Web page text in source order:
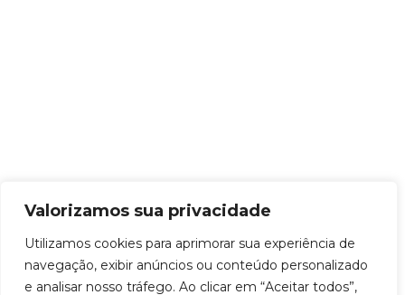
Valorizamos sua privacidade
Utilizamos cookies para aprimorar sua experiência de
navegação, exibir anúncios ou conteúdo personalizado
e analisar nosso tráfego. Ao clicar em “Aceitar todos”,